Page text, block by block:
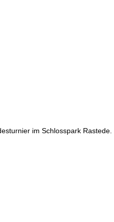
im Schlosspark Rastede.